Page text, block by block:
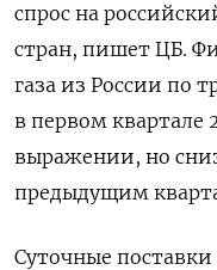
спрос на
стран, пишет ЦБ.
газа из России по
в первом квартале
выражении, но
предыдущим
Суточные